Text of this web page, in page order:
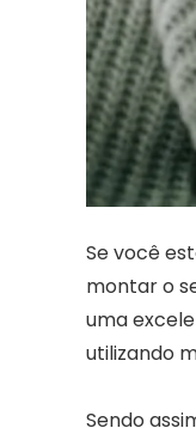
Se você
montar o
uma
utilizando
Sendo